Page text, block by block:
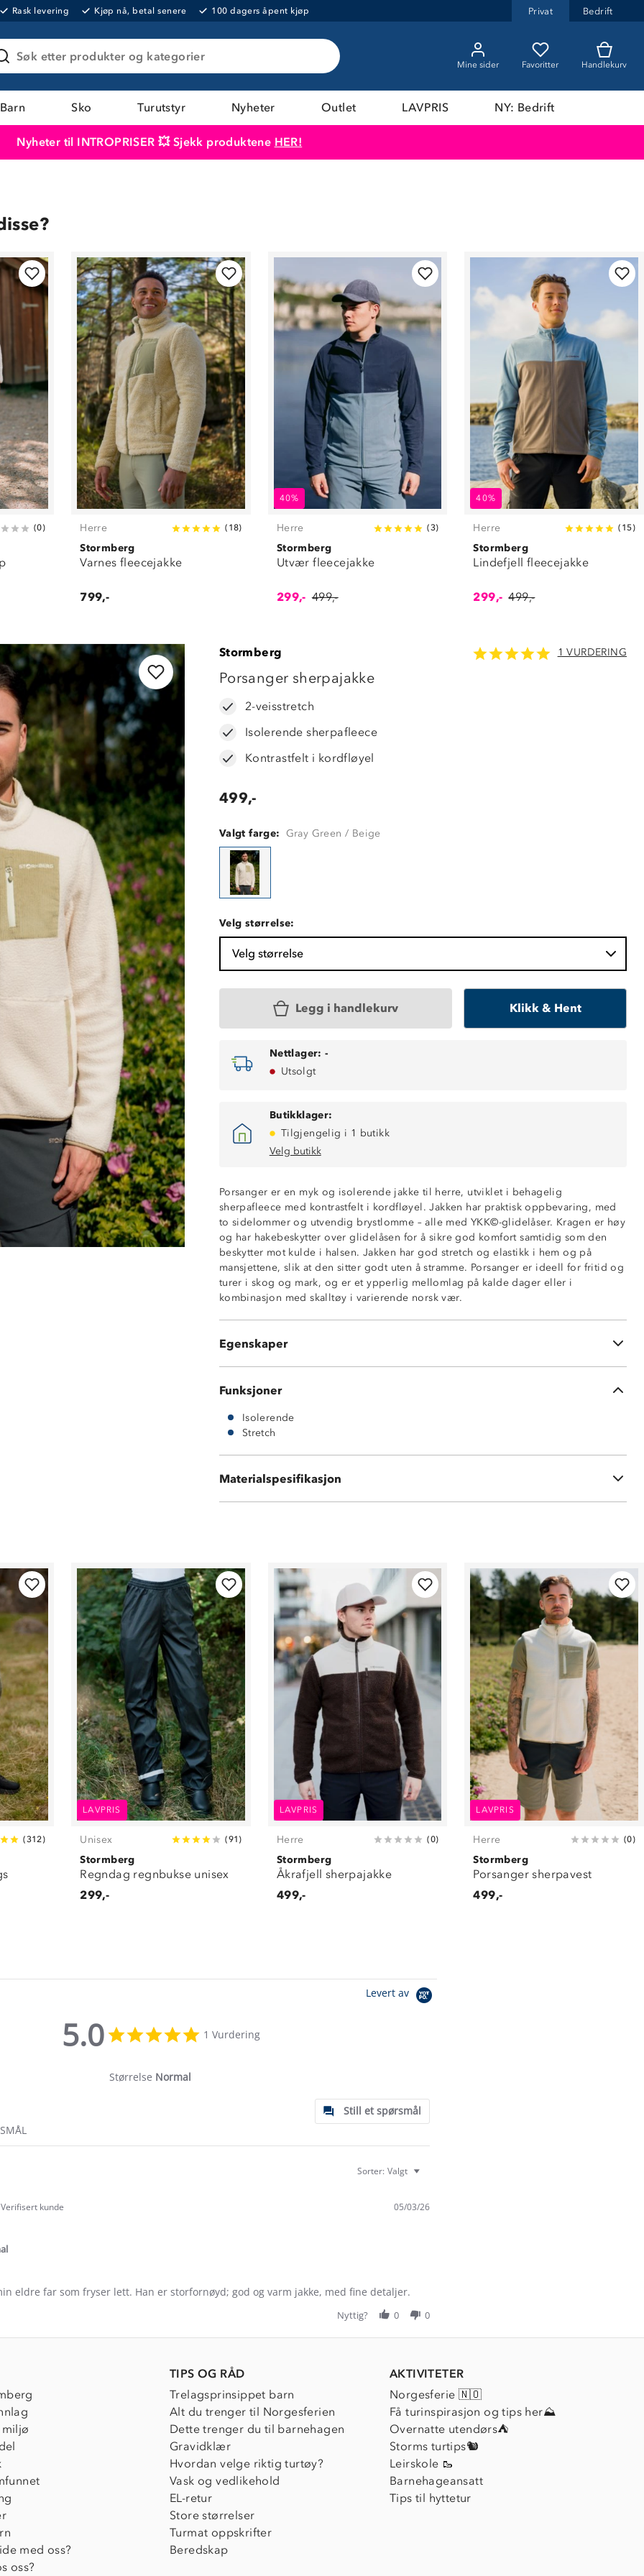
Rask levering Kjøp nå, betal senere 100 dagers åpent kjøp Privat Bedrift
Søk etter produkter og kategorier
Mine sider Favoritter Handlekurv
Barn Sko Turutstyr Nyheter Outlet LAVPRIS NY: Bedrift
Nyheter til INTROPRISER 💥 Sjekk produktene HER!
(0) Herre ( 18)
Stormberg
Varnes fleecejakke
799,-
40%
Herre (3)
Stormberg
Utvær fleecejakke
299,- 499,-
40%
Herre ( 15)
Stormberg
Lindefjell fleecejakke
299,- 499,-
Stormberg 1 VURDERING
Porsanger sherpajakke
2-veisstretch
Isolerende sherpafleece
Kontrastfelt i kordfløyel
499,-
Valgt farge: Gray Green / Beige
Velg størrelse:
Velg størrelse
Legg i handlekurv Klikk & Hent
Nettlager: -
Utsolgt
Butikklager:
Tilgjengelig i 1 butikk
Velg butikk
Porsanger er en myk og isolerende jakke til herre, utviklet i behagelig
sherpafleece med kontrastfelt i kordfløyel. Jakken har praktisk oppbevaring, med
to sidelommer og utvendig brystlomme – alle med YKK©-glidelåser. Kragen er høy
og har hakebeskytter over glidelåsen for å sikre god komfort samtidig som den
beskytter mot kulde i halsen. Jakken har god stretch og elastikk i hem og på
mansjettene, slik at den sitter godt uten å stramme. Porsanger er ideell for fritid og
turer i skog og mark, og er et ypperlig mellomlag på kalde dager eller i
kombinasjon med skalltøy i varierende norsk vær.
Egenskaper
2-veisstretch
Isolerende sherpafleece
Kontrastfelt i kordfløyel
2 sidelommer med glidelås
1 brystlomme med glidelås
YKK©-glidelås
Elastiske avslutninger på ermer og hem
Funksjoner
Isolerende
Stretch
Materialspesifikasjon
Kontrastfelt: 98 % bmull, 2 % spandex
(312)
LAVPRIS
Unisex (91 )
Stormberg
Regndag regnbukse unisex
299,-
LAVPRIS
Herre (0)
Stormberg
Åkrafjell sherpajakke
499,-
LAVPRIS
Herre (0)
Stormberg
Porsanger sherpavest
499,-
Levert av
5.0
star
1 Vurdering
Størrelse Normal
Still et spørsmål
Sorter: Valgt
Verifisert kunde 05/03/26
eldre far som fryser lett. Han er storfornøyd; god og varm jakke, med fine detaljer.
Nyttig? 0 0
miljø
med oss?
oss?
TIPS OG RÅD
Trelagsprinsippet barn
Alt du trenger til Norgesferien
Dette trenger du til barnehagen
Gravidklær
Hvordan velge riktig turtøy?
Vask og vedlikehold
EL-retur
Store størrelser
Turmat oppskrifter
Beredskap
AKTIVITETER
Norgesferie 🇳🇴
Få turinspirasjon og tips her⛰
Overnatte utendørs⛺
Storms turtips🐿️
Leirskole 🥾
Barnehageansatt
Tips til hyttetur